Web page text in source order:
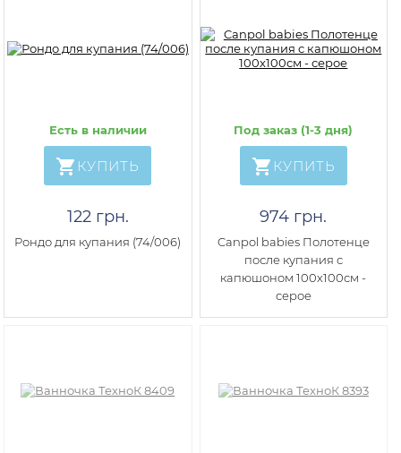
Есть в наличии
КУПИТЬ
122 грн.
Рондо для купания (74/006)
Под заказ (1-3 дня)
КУПИТЬ
974 грн.
Canpol babies Полотенце
после купания с
капюшоном 100x100см -
серое